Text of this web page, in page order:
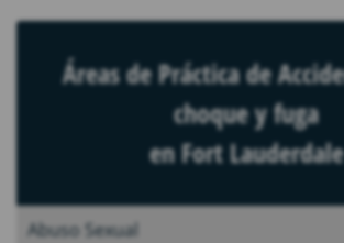
Áreas de Práctica de
choque y fuga
en Fort Lauderdale
Abuso Sexual